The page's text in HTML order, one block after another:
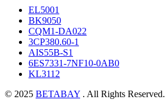
EL5001
BK9050
CQM1-DA022
3CP380.60-1
AIS55B-S1
6ES7331-7NF10-0AB0
KL3112
© 2025 BETABAY . All Rights Reserved.